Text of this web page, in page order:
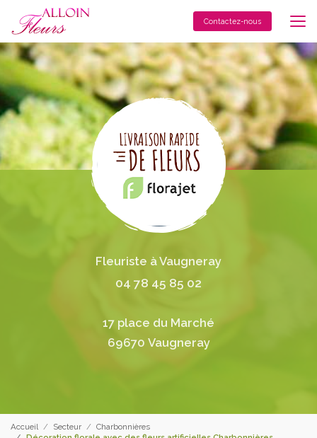
contenu
principal
Contactez-nous
Fleuriste à Vaugneray
04 78 45 85 02
17 place du Marché
69670 Vaugneray
Accueil Secteur
Charbonnières